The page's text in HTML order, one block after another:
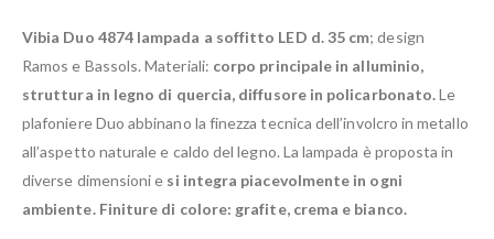
Vibia Duo 4874 lampada a soffitto LED d. 35 cm; design
Ramos e Bassols. Materiali: corpo principale in alluminio,
struttura in legno di quercia, diffusore in policarbonato.Le
plafoniere Duo abbinano la finezza tecnica dell’involcro in metallo
all’aspetto naturale e caldo del legno. La lampada è proposta in
diverse dimensioni e si integra piacevolmente in ogni
ambiente. Finiture di colore: grafite, crema e bianco.